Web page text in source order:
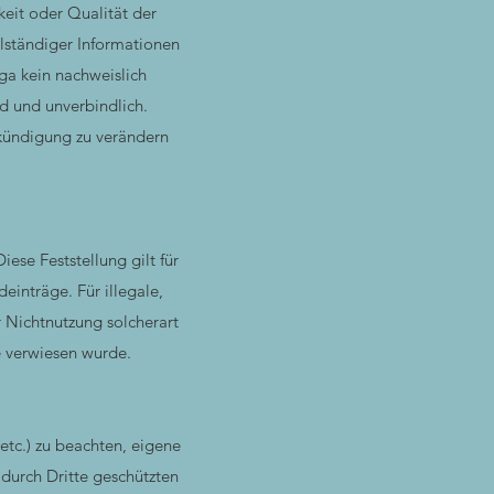
oder Qualität der
Informationen
kein nachweislich
und unverbindlich.
zu verändern
Feststellung gilt für
Für illegale,
solcherart
wurde.
zu beachten, eigene
Dritte geschützten